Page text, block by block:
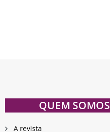
QUEM SOMOS
A revista